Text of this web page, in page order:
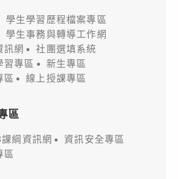
學生學習歷程檔案專區
學生事務與轉導工作網
訊網
社團選填系統
習專區
新生專區
區
線上授課專區
區
綱資訊網
資訊安全專區
區